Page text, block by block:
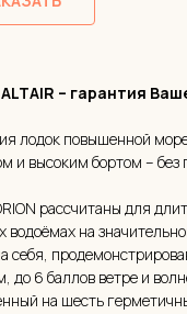
– гарантия
лодок повышенной
и высоким бортом – без
рассчитаны для
водоёмах на
себя,
до 6 баллов ветре и
на шесть